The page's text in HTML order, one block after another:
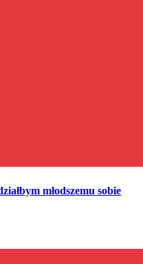
młodszemu sobie